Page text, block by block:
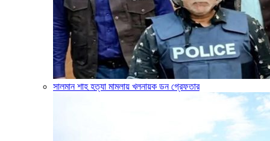
সালমান শাহ হত্যা মামলায় খলনায়ক ডন গ্রেফতার